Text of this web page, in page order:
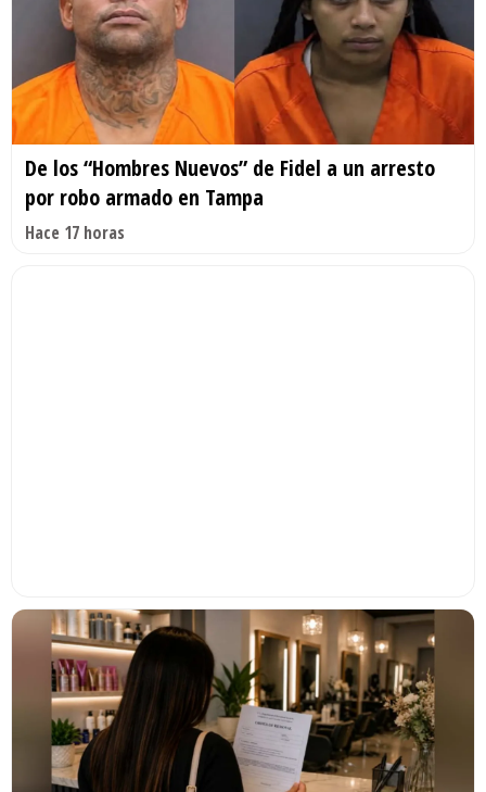
De los “Hombres Nuevos” de Fidel a un arresto
por robo armado en Tampa
Hace 17 horas